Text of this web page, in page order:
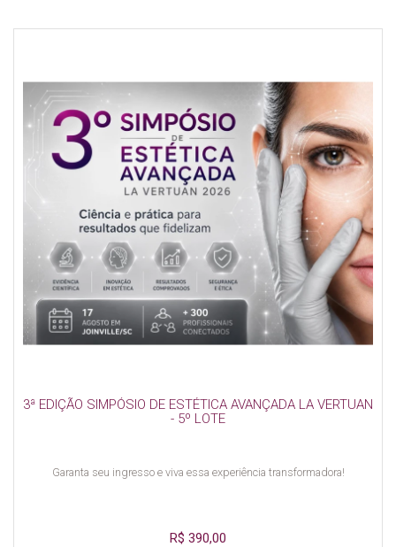
3ª EDIÇÃO SIMPÓSIO DE ESTÉTICA AVANÇADA LA VERTUAN
- 5º LOTE
Garanta seu ingresso e viva essa experiência transformadora!
R$ 390,00